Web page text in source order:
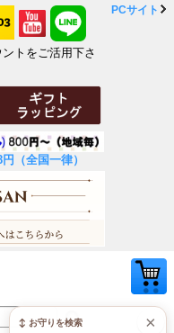
トをご活用下さ
（全国一律）
PCサイト
×
↕ お守りを検索